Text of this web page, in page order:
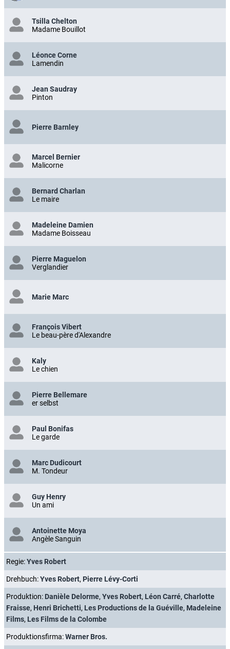
Tsilla Chelton
Madame Bouillot
Léonce Corne
Lamendin
Jean Saudray
Pinton
Pierre Barnley
Marcel Bernier
Malicorne
Bernard Charlan
Le maire
Madeleine Damien
Madame Boisseau
Pierre Maguelon
Verglandier
Marie Marc
François Vibert
Le beau-père d'Alexandre
Kaly
Le chien
Pierre Bellemare
er selbst
Paul Bonifas
Le garde
Marc Dudicourt
M. Tondeur
Guy Henry
Un ami
Antoinette Moya
Angèle Sanguin
Regie:Yves Robert
Drehbuch:Yves Robert, Pierre Lévy-Corti
Produktion: Danièle Delorme, Yves Robert, Léon Carré, Charlotte
Fraisse, Henri Brichetti, Les Productions de la Guéville, Madeleine
Films, Les Films de la Colombe
Produktionsfirma:Warner Bros.